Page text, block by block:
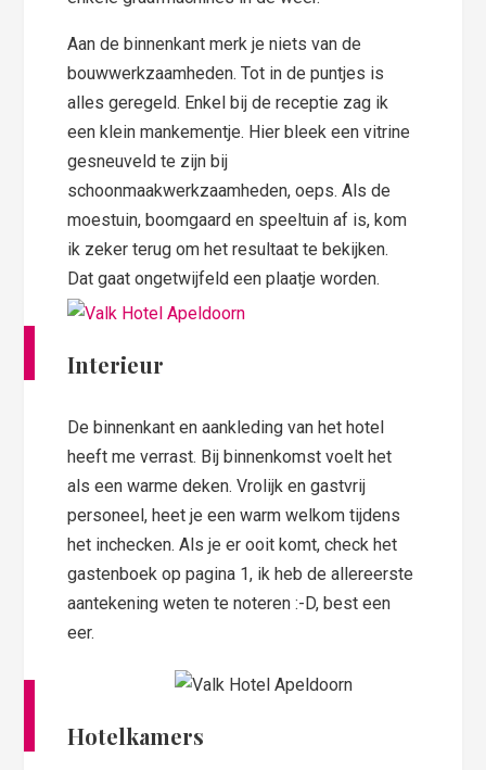
Aan de binnenkant merk je niets van de
bouwwerkzaamheden. Tot in de puntjes is
alles geregeld. Enkel bij de receptie zag ik
een klein mankementje. Hier bleek een vitrine
gesneuveld te zijn bij
schoonmaakwerkzaamheden, oeps. Als de
moestuin, boomgaard en speeltuin af is, kom
ik zeker terug om het resultaat te bekijken.
Dat gaat ongetwijfeld een plaatje worden.
Interieur
De binnenkant en aankleding van het hotel
heeft me verrast. Bij binnenkomst voelt het
als een warme deken. Vrolijk en gastvrij
personeel, heet je een warm welkom tijdens
het inchecken. Als je er ooit komt, check het
gastenboek op pagina 1, ik heb de allereerste
aantekening weten te noteren :-D, best een
eer.
Hotelkamers